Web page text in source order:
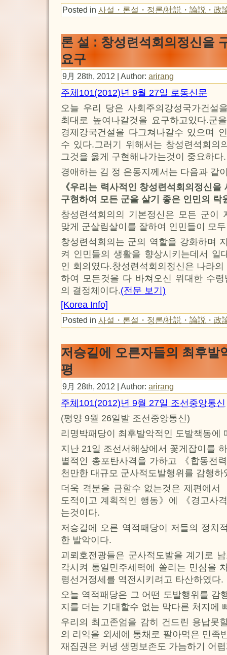
Posted in 사설・론설・정론/社説・論説・政
론 설 : 창성련석회의정신을
요구
9月 28th, 2012 | Author: arirang
주체101(2012)년 9월 27일 로동신문
오늘 우리 당은 사회주의강성국가건설
최대로 높여나갈것을 요구하고있다.군
경제강국건설을 다그쳐나갈수 있으며
수 있다.그러기 위해서는 창성련석회의
그것을 옳게 구현해나가는것이 중요하다.
경애하는 김 정 은동지께서는 다음과 같
《우리는 력사적인 창성련석회의정신
구현하여 모든 군을 살기 좋은 인민의 락
창성련석회의의 기본정신은 모든 군이
맞게 군살림살이를 잘하여 인민들이 모
창성련석회의는 군의 역할을 강화하며
켜 인민들의 생활을 향상시키는데서 일
인 회의였다.창성련석회의정신은 나라
하여 모든것을 다 바쳐오신 위대한 수
의 결정체이다.(전문 보기)
[Korea Info]
Posted in 사설・론설・정론/社説・論説・政
저승길에 오른자들의 최후발
평
9月 28th, 2012 | Author: arirang
주체101(2012)년 9월 27일 조선중앙통신
(평양 9월 26일발 조선중앙통신)
리명박패당이 최후발악적인 도발책동에
지난 21일 조선서해상에서 꽃게잡이를
별적인 총포탄사격을 가하고 《합동전
천만한 대규모 군사적도발행위를 감행하
더욱 격분을 금할수 없는것은 제편에서
도적이고 계획적인 행동》에 《경고사
는것이다.
저승길에 오른 역적패당이 저들의 정치
한 발악이다.
괴뢰호전광들은 군사적도발을 계기로
각시켜 통일민주세력에 쏠리는 민심을
령선거정세를 역전시키려고 타산하였다.
오늘 역적패당은 그 어떤 도발행위를 감
지를 더는 기대할수 없는 막다른 처지에
우리의 최고존엄을 감히 건드린 용납못
의 리익을 외세에 통채로 팔아먹은 민족
재집권은 커녕 생명보존도 가늠하기 어